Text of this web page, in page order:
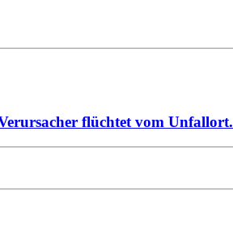
flüchtet vom Unfallort.